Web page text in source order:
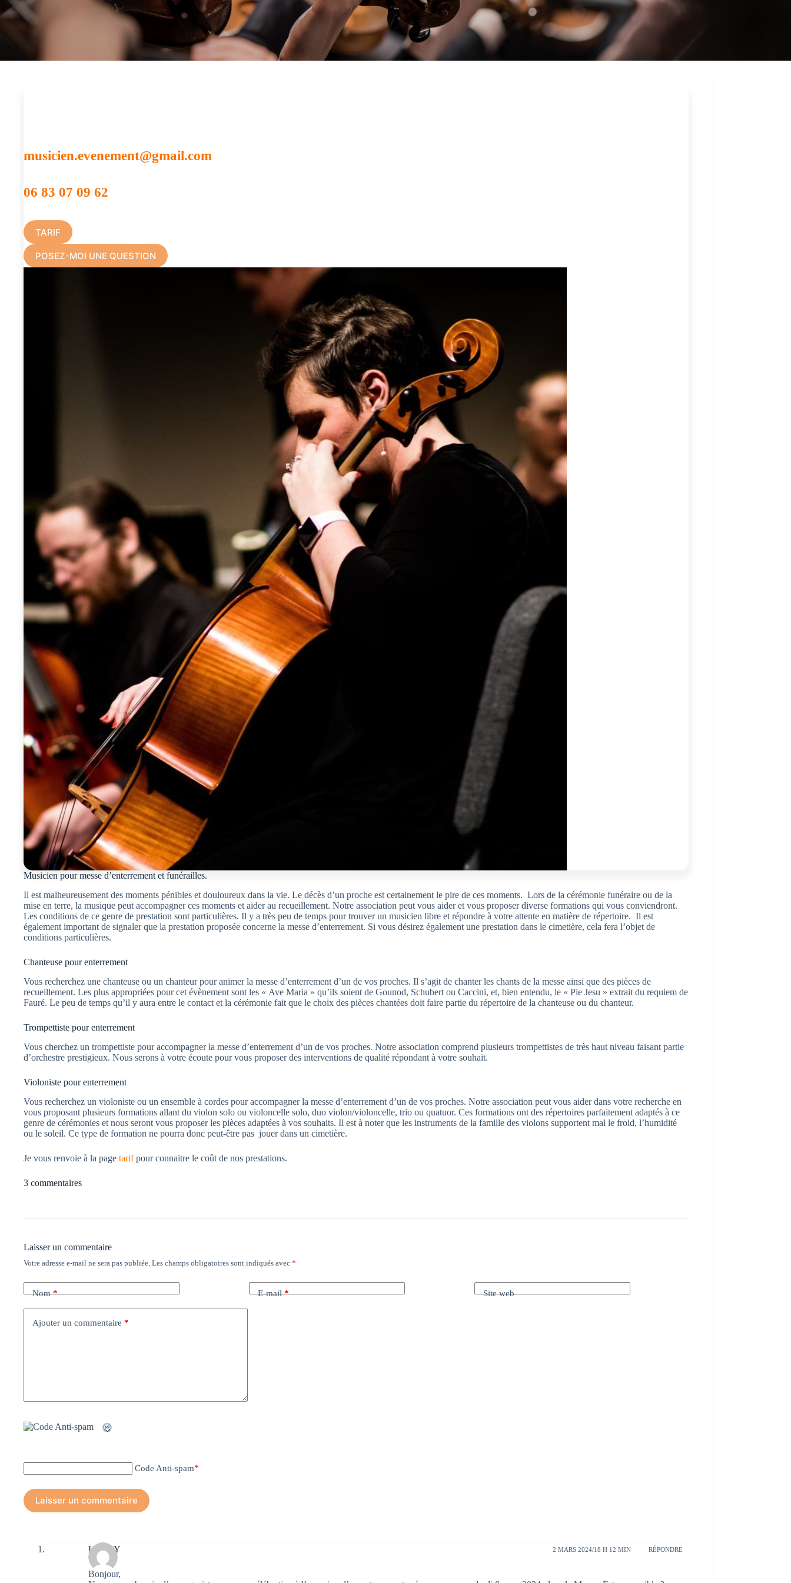
musicien.evenement@gmail.com
06 83 07 09 62
TARIF
POSEZ-MOI UNE QUESTION
Musicien pour messe d’enterrement et funérailles.
Il est malheureusement des moments pénibles et douloureux dans la vie. Le décès d’un proche est certainement le pire de ces moments. Lors de la cérémonie funéraire ou de la
mise en terre, la musique peut accompagner ces moments et aider au recueillement. Notre association peut vous aider et vous proposer diverse formations qui vous conviendront.
Les conditions de ce genre de prestation sont particulières. Il y a très peu de temps pour trouver un musicien libre et répondre à votre attente en matière de répertoire. Il est
également important de signaler que la prestation proposée concerne la messe d’enterrement. Si vous désirez également une prestation dans le cimetière, cela fera l’objet de
conditions particulières.
Chanteuse pour enterrement
Vous recherchez une chanteuse ou un chanteur pour animer la messe d’enterrement d’un de vos proches. Il s’agit de chanter les chants de la messe ainsi que des pièces de
recueillement. Les plus appropriées pour cet évènement sont les « Ave Maria » qu’ils soient de Gounod, Schubert ou Caccini, et, bien entendu, le « Pie Jesu » extrait du requiem de
Fauré. Le peu de temps qu’il y aura entre le contact et la cérémonie fait que le choix des pièces chantées doit faire partie du répertoire de la chanteuse ou du chanteur.
Trompettiste pour enterrement
Vous cherchez un trompettiste pour accompagner la messe d’enterrement d’un de vos proches. Notre association comprend plusieurs trompettistes de très haut niveau faisant partie
d’orchestre prestigieux. Nous serons à votre écoute pour vous proposer des interventions de qualité répondant à votre souhait.
Violoniste pour enterrement
Vous recherchez un violoniste ou un ensemble à cordes pour accompagner la messe d’enterrement d’un de vos proches. Notre association peut vous aider dans votre recherche en
vous proposant plusieurs formations allant du violon solo ou violoncelle solo, duo violon/violoncelle, trio ou quatuor. Ces formations ont des répertoires parfaitement adaptés à ce
genre de cérémonies et nous seront vous proposer les pièces adaptées à vos souhaits. Il est à noter que les instruments de la famille des violons supportent mal le froid, l’humidité
ou le soleil. Ce type de formation ne pourra donc peut-être pas jouer dans un cimetière.
Je vous renvoie à la page tarifpour connaitre le coût de nos prestations.
3 commentaires
Laisser un commentaire
Votre adresse e-mail ne sera pas publiée. Les champs obligatoires sont indiqués avec *
Nom* E-mail* Site web
Ajouter un commentaire *
Code Anti-spam*
Laisser un commentaire
LEGAY 2 MARS 2024/18 H 12 MIN RÉPONDRE
Bonjour,